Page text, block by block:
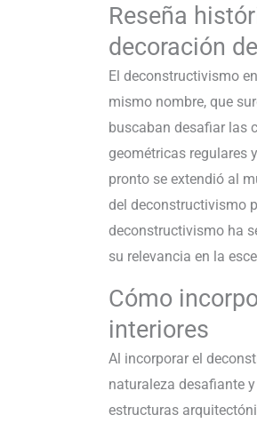
Reseña
decoración
El deconstructivismo
mismo nombre, que
buscaban desafiar las
geométricas regulares
pronto se extendió al
del deconstructivismo
deconstructivismo ha
su relevancia en la
Cómo
interiores
Al incorporar el
naturaleza desafiante
estructuras